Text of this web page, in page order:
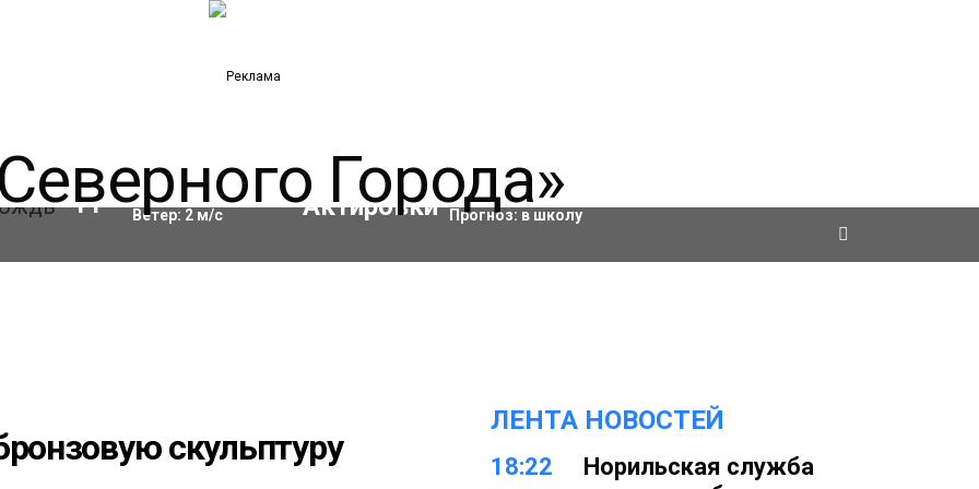
11°C Влажность:97%
Ветер: 2м/с
Актировки
Прогноз: в школу
скульптуру
ЛЕНТА НОВОСТЕЙ
18:22
Норильская служба